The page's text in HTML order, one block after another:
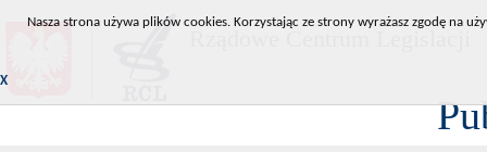
Nasza strona używa plików cookies. Korzystając ze strony wyrażasz zgodę na
X